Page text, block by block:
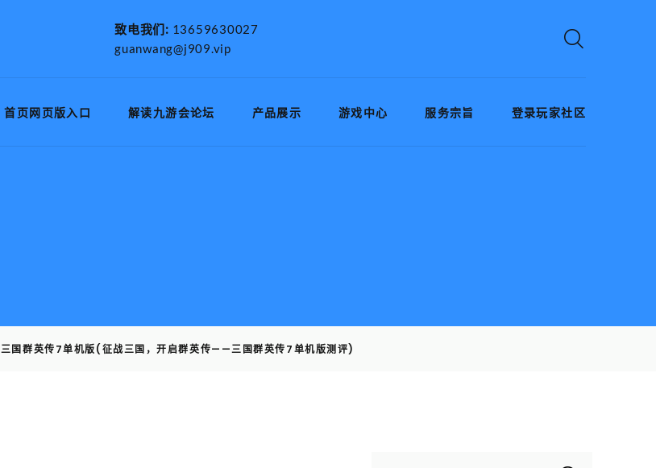
致电我们: 13659630027
guanwang@j909.vip
首页网页版入口 解读九游会论坛 产品展示 游戏中心 服务宗旨 登录玩家社区
三国群英传7单机版(征战三国，开启群英传——三国群英传7单机版测评)